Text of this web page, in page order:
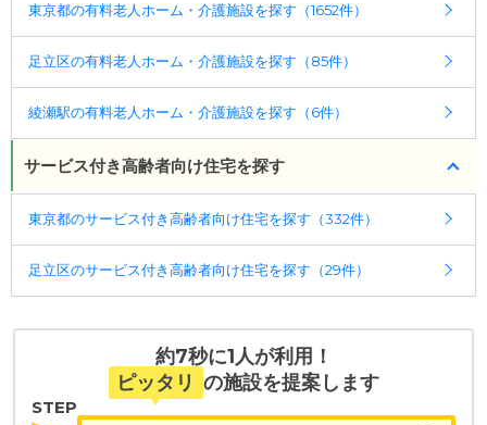
東京都の有料老人ホーム・介護施設を探す（1652件）
足立区の有料老人ホーム・介護施設を探す（85件）
綾瀬駅の有料老人ホーム・介護施設を探す（6件）
サービス付き高齢者向け住宅を探す
東京都のサービス付き高齢者向け住宅を探す（332件）
足立区のサービス付き高齢者向け住宅を探す（29件）
約7秒に1人が利用！
ピッタリ の施設を提案します
STEP